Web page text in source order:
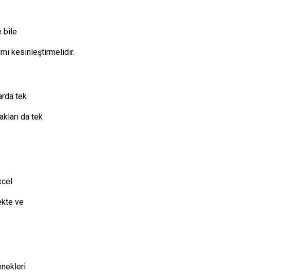
bile
kesinleştirmelidir.
tek
da tek
ve